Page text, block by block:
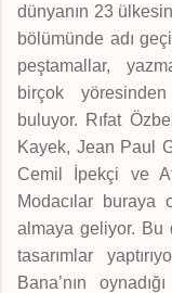
dünyanın 23
bölümünde adı
peştamallar,
birçok
buluyor. Rıfat
Kayek, Jean Paul
Cemil İpekçi ve
Modacılar
almaya geliyor. Bu
tasarımlar
Bana’nın